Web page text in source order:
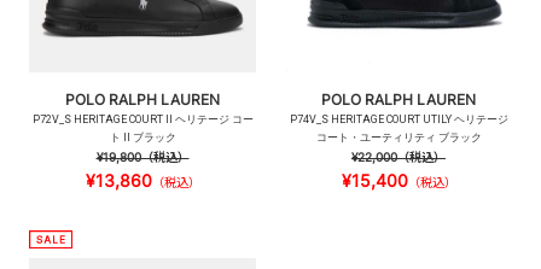
POLO RALPH LAUREN
P72V_S HERITAGE COURT II ヘリテージ コー
ト II ブラック
¥19,800（税込）
¥13,860（税込）
POLO RALPH LAUREN
P74V_S HERITAGE COURT UTILY ヘリテージ
コート・ユーティリティ ブラック
¥22,000（税込）
¥15,400（税込）